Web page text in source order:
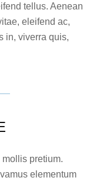
tellus. Aenean
eleifend ac,
in, viverra quis,
pretium.
elementum